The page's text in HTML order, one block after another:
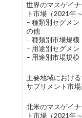
世界のマスゲイ
ト市場（2021年
– 種類別セグメ
の他
– 種類別市場規模
– 用途別セグメ
– 用途別市場規模
主要地域におけ
サプリメント市
北米のマスゲイ
ト市場（2021年